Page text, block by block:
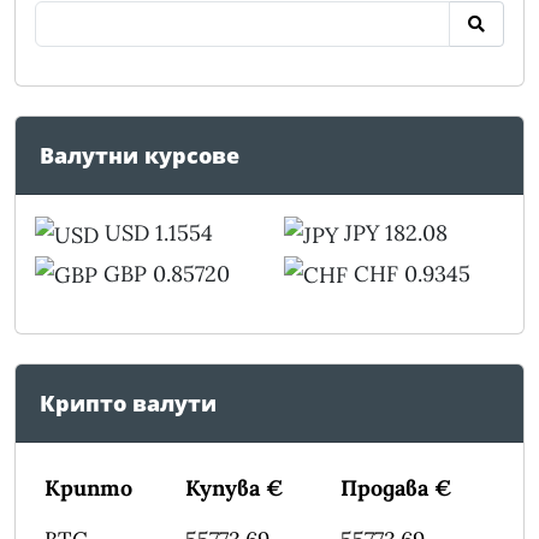
Валутни курсове
USD 1.1554
GBP 0.85720
JPY 182.08
CHF 0.9345
Крипто валути
Крипто Купува €
Продава €